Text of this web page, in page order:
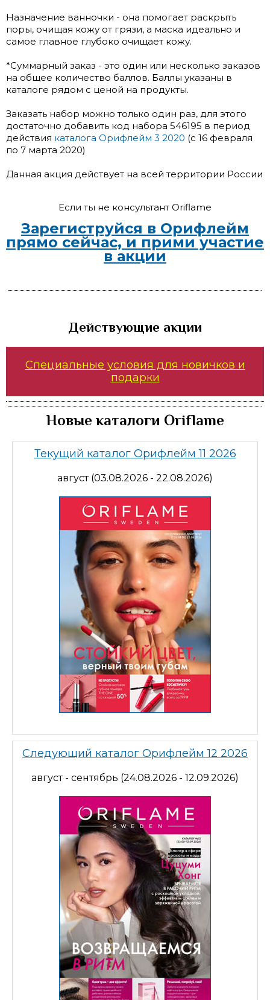
Назначение ванночки - она помогает раскрыть
поры, очищая кожу от грязи, а маска идеально и
самое главное глубоко очищает кожу.
*Суммарный заказ - это один или несколько заказов
на общее количество баллов. Баллы указаны в
каталоге рядом с ценой на продукты.
Заказать набор можно только один раз, для этого
достаточно добавить код набора 546195 в период
действия каталога Орифлейм 3 2020 (с 16 февраля
по 7 марта 2020)
Данная акция действует на всей территории России
Если ты не консультант Oriflame
Зарегиструйся в Орифлейм
прямо сейчас, и прими участие
в акции
Действующие акции
Специальные условия для новичков и
подарки
Новые каталоги Oriflame
Текущий каталог Орифлейм 11 2026
август (03.08.2026 - 22.08.2026)
Следующий каталог Орифлейм 12 2026
август - сентябрь (24.08.2026 - 12.09.2026)